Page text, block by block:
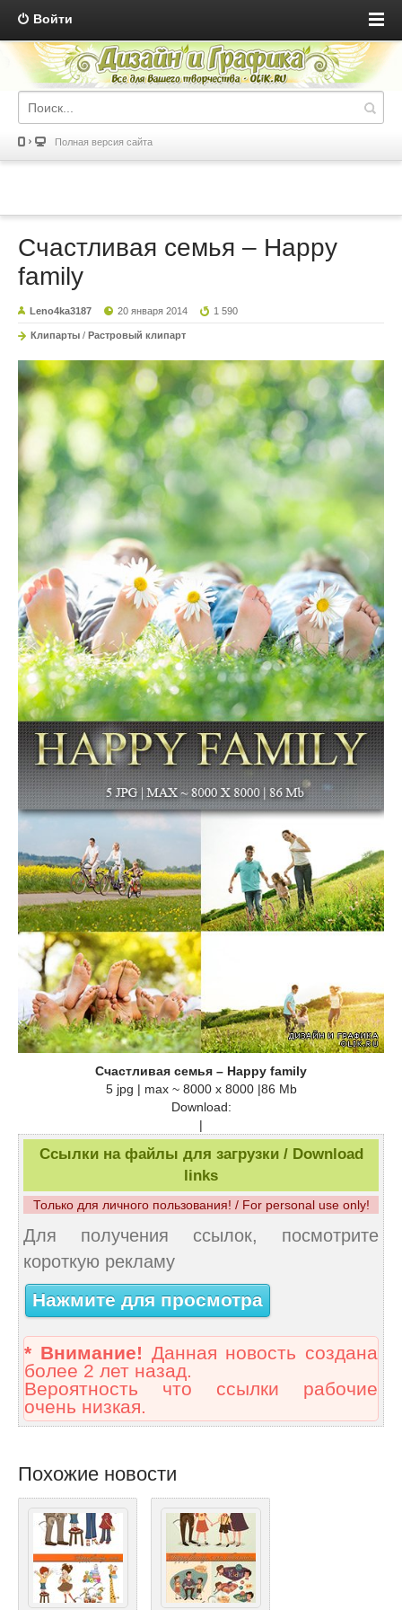
Войти
Полная версия сайта
Счастливая семья – Happy
family
Leno4ka3187 20 января 2014 1 590
Клипарты / Растровый клипарт
Счастливая семья – Happy family
5 jpg | max ~ 8000 x 8000 |86 Mb
Download:
|
Ссылки на файлы для загрузки / Download
links
Только для личного пользования! / For personal use only!
Для получения ссылок, посмотрите
короткую рекламу
Нажмите для просмотра
* Внимание! Данная новость создана
более 2 лет назад.
Вероятность что ссылки рабочие
очень низкая.
Похожие новости